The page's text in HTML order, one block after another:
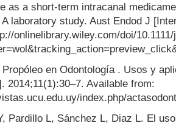
as a short-term intracanal
laboratory study. Aust Endod J
onlinelibrary.wiley.com/doi/
en Odontología . Usos y
2014;11(1):30–7. Available from:
index.php/
Pardillo L, Sánchez L, Diaz L. El